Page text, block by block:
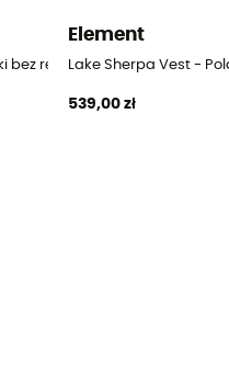
bez rękawów
Element
Lake Sherpa Vest -
539,00 zł